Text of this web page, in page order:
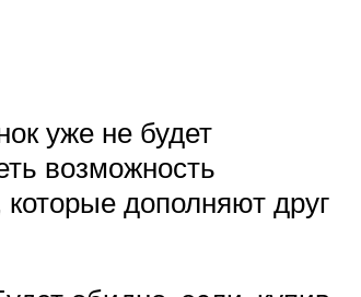
уже не будет
возможность
дополняют друг